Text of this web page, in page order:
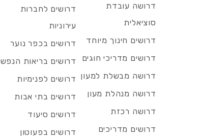
דרושה עובדת
סוציאלית
דרושים חינוך מיוחד
דרושים מדריכי חוגים
דרושה מבשלת למעון
דרושה מנהלת מעון
דרושה רכזת
דרושים מדריכים
דרושים לחברות
עירוניות
דרושים בכפר נוער
דרושים בריאות הנפש
דרושים לפנימיות
דרושים בתי אבות
דרושים סיעוד
דרושים בפעוטון